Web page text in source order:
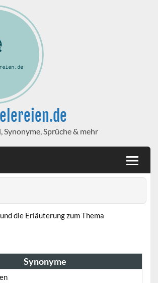
Sprüche & mehr
die Erläuterung zum Thema
Synonyme